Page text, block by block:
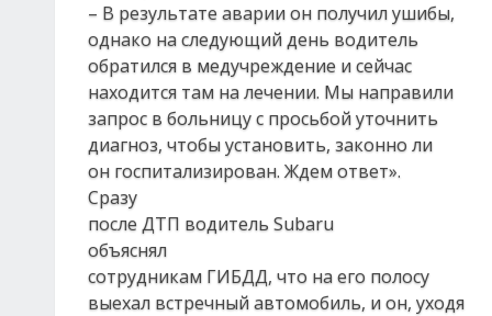
– В результате аварии он получил ушибы,
однако на следующий день водитель
обратился в медучреждение и сейчас
находится там на лечении. Мы направили
запрос в больницу с просьбой уточнить
диагноз, чтобы установить, законно ли
он госпитализирован. Ждем ответ».
Сразу
после ДТП водитель Subaru
объяснял
сотрудникам ГИБДД, что на его полосу
выехал встречный автомобиль, и он, уходя